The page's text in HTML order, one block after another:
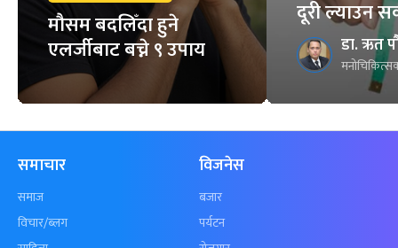
मौसम बदलिँदा हुने
एलर्जीबाट बच्ने ९ उपाय
दूरी ल्याउन
डा. ऋत
समाचार
समाज
विचार/ब्लग
विजनेस
बजार
पर्यटन